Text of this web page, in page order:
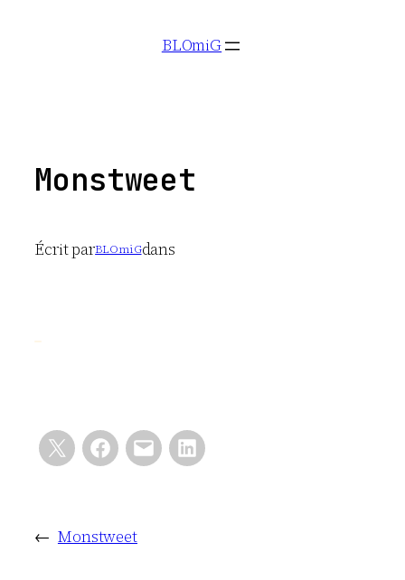
BLOmiG
Monstweet
Écrit parBLOmiGdans
← Monstweet